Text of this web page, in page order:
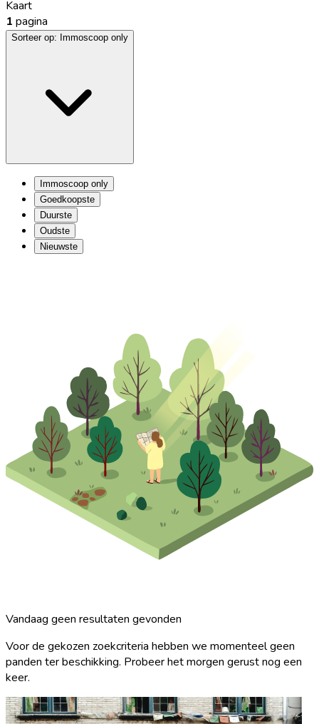
Kaart
1 pagina
Sorteer op: Immoscoop only
Immoscoop only
Goedkoopste
Duurste
Oudste
Nieuwste
Vandaag geen resultaten gevonden
Voor de gekozen zoekcriteria hebben we momenteel geen
panden ter beschikking. Probeer het morgen gerust nog een
keer.